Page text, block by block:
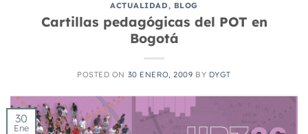
ACTUALIDAD, BLOG
Cartillas pedagógicas del POT en
Bogotá
POSTED ON 30 ENERO, 2009 BY DYGT
30
Ene